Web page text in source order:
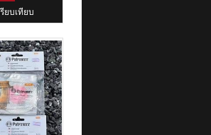
ยบเทียบ